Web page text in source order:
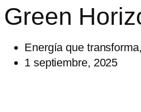
Green
Energía que transforma,
1 septiembre, 2025